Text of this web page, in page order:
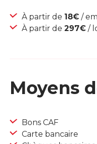
À partir de 18€ /
À partir de 297€ /
Moyens
Bons CAF
Carte bancaire